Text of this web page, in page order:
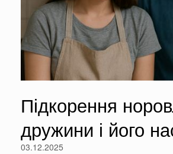
Підкорення
дружини і його
03.12.2025